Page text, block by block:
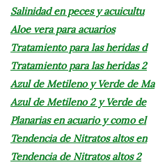
Salinidad en peces y acuicultu
Aloe vera para acuarios
Tratamiento para las heridas d
Tratamiento para las heridas 2
Azul de Metileno y Verde de Ma
Azul de Metileno 2 y Verde de
Planarias en acuario y como el
Tendencia de Nitratos altos en
Tendencia de Nitratos altos 2